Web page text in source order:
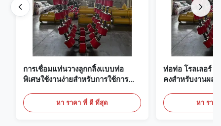
การเชื่อมแท่นวางลูกกลิ้งแบบท่อ
พิเศษใช้งานง่ายสำหรับการใช้การ
หา ราคา ที่ ดี ที่สุด
ท่อท่อ โรลเลอร์
คงสําหรับงานผส
หา ราค